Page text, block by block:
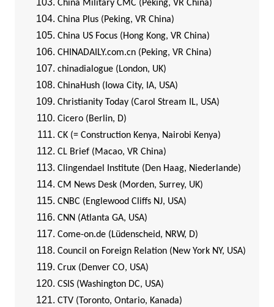
China Military CMC (Peking, VR China)
China Plus (Peking, VR China)
China US Focus (Hong Kong, VR China)
CHINADAILY.com.cn (Peking, VR China)
chinadialogue (London, UK)
ChinaHush (Iowa City, IA, USA)
Christianity Today (Carol Stream IL, USA)
Cicero (Berlin, D)
CK (= Construction Kenya, Nairobi Kenya)
CL Brief (Macao, VR China)
Clingendael Institute (Den Haag, Niederlande)
CM News Desk (Morden, Surrey, UK)
CNBC (Englewood Cliffs NJ, USA)
CNN (Atlanta GA, USA)
Come-on.de (Lüdenscheid, NRW, D)
Council on Foreign Relation (New York NY, USA)
Crux (Denver CO, USA)
CSIS (Washington DC, USA)
CTV (Toronto, Ontario, Kanada)